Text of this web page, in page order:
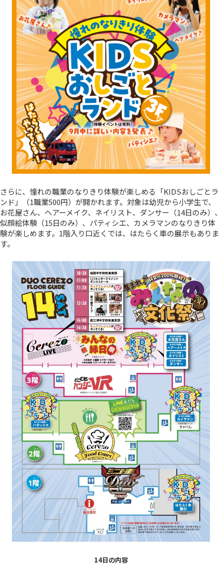
さらに、憧れの職業のなりきり体験が楽しめる「KIDSおしごとラ
ンド」（1職業500円）が開かれます。対象は幼児から小学生で、
お花屋さん、ヘアーメイク、ネイリスト、ダンサー（14日のみ）、
似顔絵体験（15日のみ）、パティシエ、カメラマンのなりきり体
験が楽しめます。1階入り口近くでは、はたらく車の展示もありま
す。
14日の内容